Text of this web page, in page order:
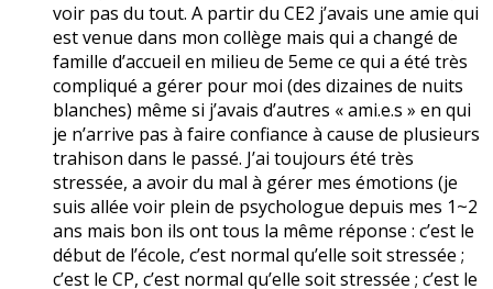
voir pas du tout. A partir du CE2 j’avais une amie qui
est venue dans mon collège mais qui a changé de
famille d’accueil en milieu de 5eme ce qui a été très
compliqué a gérer pour moi (des dizaines de nuits
blanches) même si j’avais d’autres « ami.e.s » en qui
je n’arrive pas à faire confiance à cause de plusieurs
trahison dans le passé. J’ai toujours été très
stressée, a avoir du mal à gérer mes émotions (je
suis allée voir plein de psychologue depuis mes 1~2
ans mais bon ils ont tous la même réponse : c’est le
début de l’école, c’est normal qu’elle soit stressée ;
c’est le CP, c’est normal qu’elle soit stressée ; c’est le